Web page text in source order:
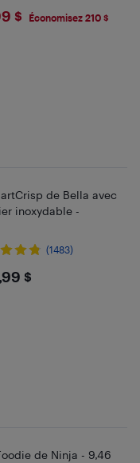
$ Économisez 210 $
de Bella avec
inoxydable -
(1483)
$
de Ninja - 9,46